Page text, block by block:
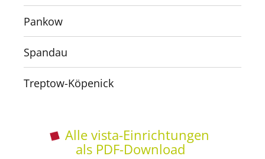
Pankow
Spandau
Treptow-Köpenick
Alle vista-Einrichtungen
als PDF-Download